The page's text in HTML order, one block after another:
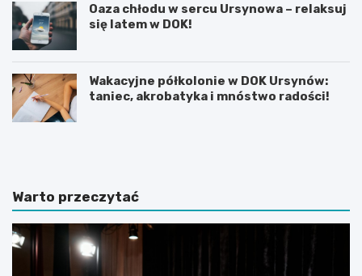
Oaza chłodu w sercu Ursynowa – relaksuj
się latem w DOK!
Wakacyjne półkolonie w DOK Ursynów:
taniec, akrobatyka i mnóstwo radości!
P
d
y
p
l
T
s
B
r
i
Warto przeczytać